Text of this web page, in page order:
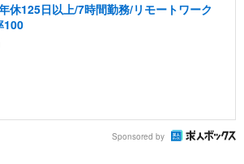
休125日以上/7時間勤務/リモートワーク
100
Sponsored by